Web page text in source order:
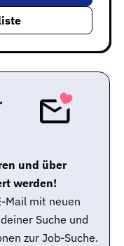
und über
werden!
Mail mit neuen
Suche und
zur Job-Suche.